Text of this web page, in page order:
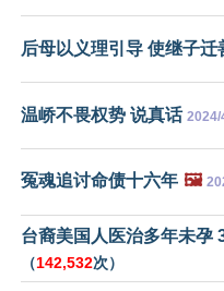
后母以义理引导 使继子迁
温峤不畏权势 说真话 2024/
冤魂追讨命债十六年 🖼️
台裔美国人医治多年未孕
（142,532次）